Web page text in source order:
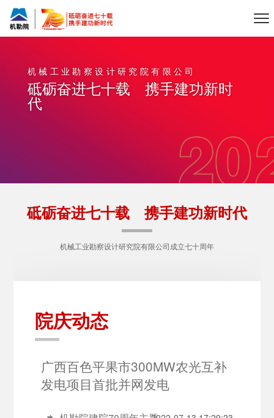
机械工业勘察设计研究院有限公司
砥砺奋进七十载 携手建功新时
代
砥砺奋进七十载 携手建功新时代
机械工业勘察设计研究院有限公司成立七十周年
院庆动态
广西百色平果市300MW农光互补
发电项目首批并网发电